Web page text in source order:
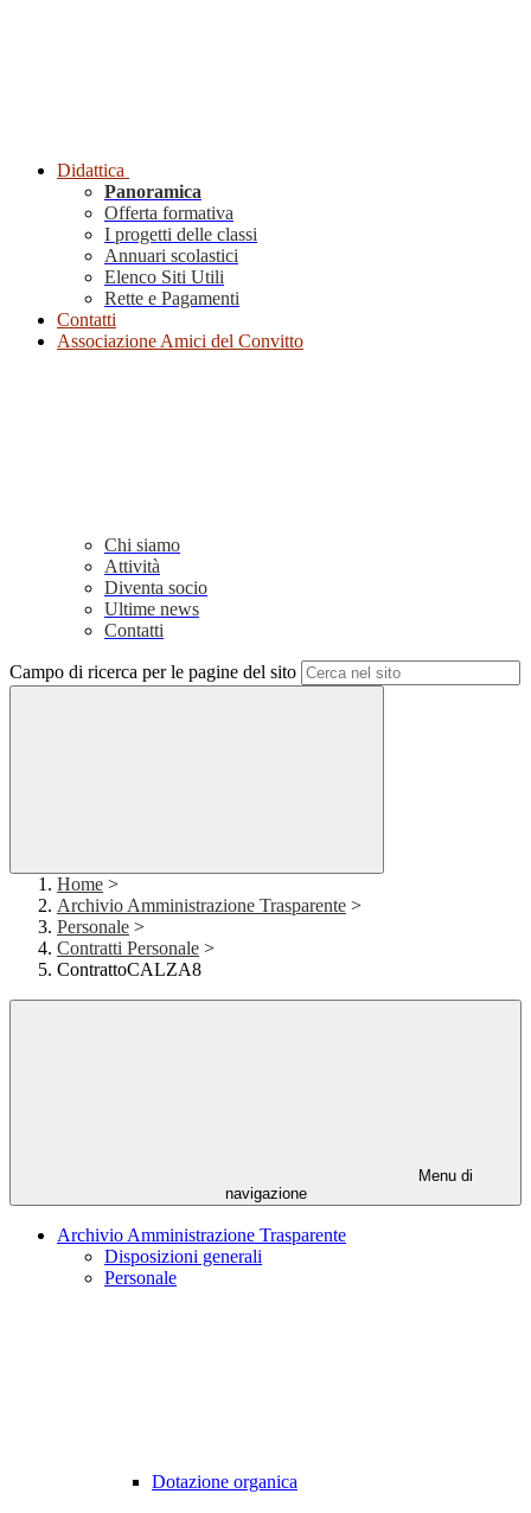
Didattica
Panoramica
Offerta formativa
I progetti delle classi
Annuari scolastici
Elenco Siti Utili
Rette e Pagamenti
Contatti
Associazione Amici del Convitto
Chi siamo
Attività
Diventa socio
Ultime news
Contatti
Campo di ricerca per le pagine del sito
Home >
Archivio Amministrazione Trasparente >
Personale >
Contratti Personale >
ContrattoCALZA8
Menu di
navigazione
Archivio Amministrazione Trasparente
Disposizioni generali
Personale
Dotazione organica